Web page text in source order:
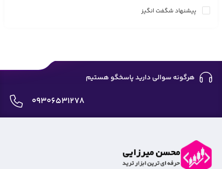
پیشنهاد شگفت انگیز
هرگونه سوالی دارید پاسخگو هستیم
09306531278